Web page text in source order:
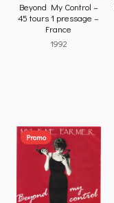
Beyond My Control –
45 tours 1 pressage –
France
1992
Promo